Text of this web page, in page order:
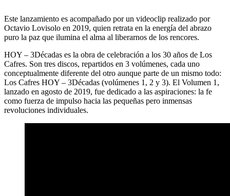
Este lanzamiento es acompañado por un videoclip realizado por
Octavio Lovisolo en 2019, quien retrata en la energía del abrazo
puro la paz que ilumina el alma al liberarnos de los rencores.
HOY – 3Décadas es la obra de celebración a los 30 años de Los
Cafres. Son tres discos, repartidos en 3 volúmenes, cada uno
conceptualmente diferente del otro aunque parte de un mismo todo:
Los Cafres HOY – 3Décadas (volúmenes 1, 2 y 3). El Volumen 1,
lanzado en agosto de 2019, fue dedicado a las aspiraciones: la fe
como fuerza de impulso hacia las pequeñas pero inmensas
revoluciones individuales.